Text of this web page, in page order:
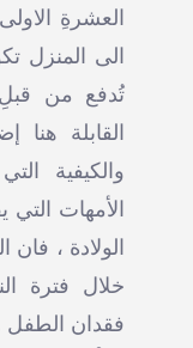
العشرةِ
الى المنزل
تُدفع من
القابلة هنا
والكيفية
الأمهات
الولادة ، فان
خلال فترة
فقدان